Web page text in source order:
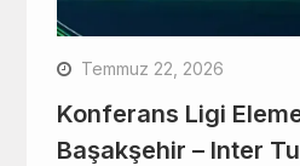
Temmuz 22, 2026
Konferans Ligi
Başakşehir – Inter